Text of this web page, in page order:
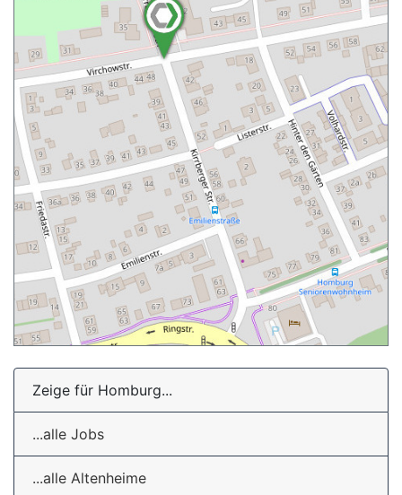
Zeige für Homburg...
...alle Jobs
...alle Altenheime